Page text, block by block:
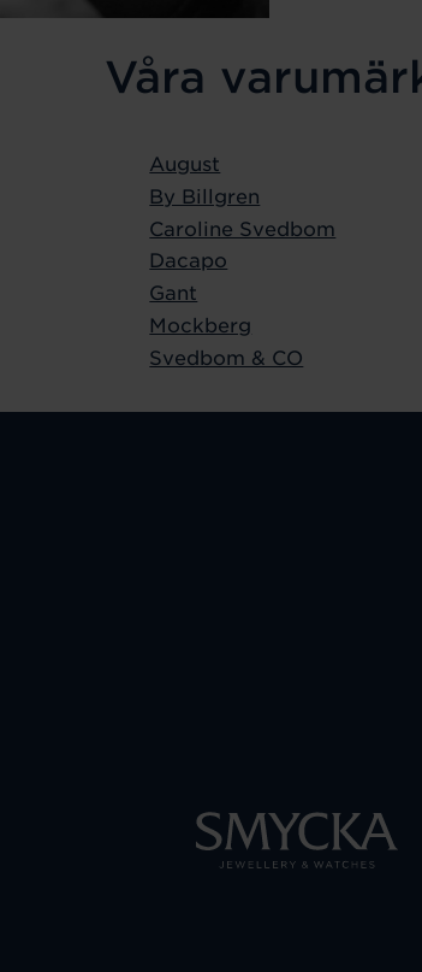
Våra
August
By Billgren
Caroline Svedbom
Dacapo
Gant
Mockberg
Svedbom & CO